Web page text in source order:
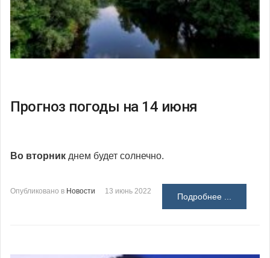
Прогноз погоды на 14 июня
Во вторник днем будет солнечно.
Опубликовано в Новости 13 июнь 2022
Подробнее ...